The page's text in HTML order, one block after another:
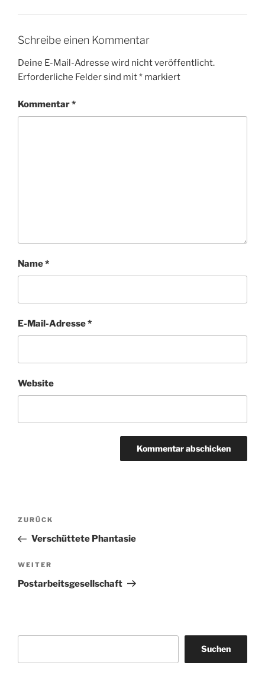
Schreibe einen Kommentar
Deine E-Mail-Adresse wird nicht veröffentlicht.
Erforderliche Felder sind mit* markiert
Kommentar*
Name*
E-Mail-Adresse*
Website
Beitragsnavigation
Vorheriger
Beitrag
ZURÜCK
Verschüttete Phantasie
Nächster
Beitrag
WEITER
Postarbeitsgesellschaft
Suchen